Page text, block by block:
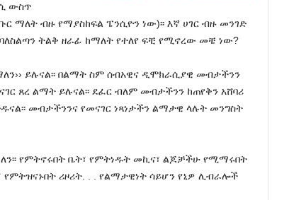
ውስጥ
ማለት ብዙ የማያስከፍል ፔንሲዮን ነው)፡፡ እኛ ሀገር ብዙ መንገድ
ትልቅ ዘራፊ ከማለት የተለየ ፍቺ የሚኖረው መቼ ነው?
ይሉናል፡፡ በልማት ስም ሰብአዊና ዲሞክራሲያዊ መብታችንን
ጸረ ልማት ይሉናል፡፡ ደፈር ብለም መብታችንን ከጠየቅን አሸባሪ
መብታችንንና የመናገር ነጻነታችን ልማታዊ ላሉት መንግስት
የምትኖሩበት ቤት፣ የምትነዱት መኪና፣ ልጆቻችሁ የሚማሩበት
የምትዝናኑበት ሪዞሪት. . . የልማታዊነት ሳይሆን የኒዎ ሊብራሎች